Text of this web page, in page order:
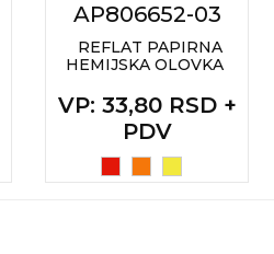
AP806652-03
REFLAT PAPIRNA
HEMIJSKA OLOVKA
VP: 33,80 RSD +
PDV